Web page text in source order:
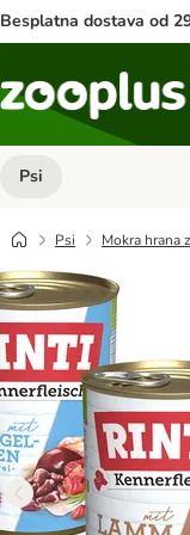
Besplatna dostava od
Psi
Psi Mokra hrana